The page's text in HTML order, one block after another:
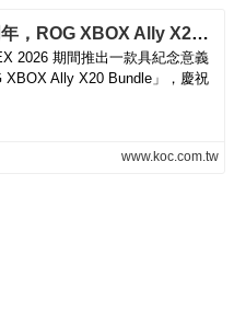
慶祝品牌 20 周年，ROG XBOX Ally X20 Bundle 螢幕、按鍵升級推出 - 電腦王阿達
2026 期間推出一款具紀念意義
XBOX Ally X20 Bundle」，慶祝
www.koc.com.tw